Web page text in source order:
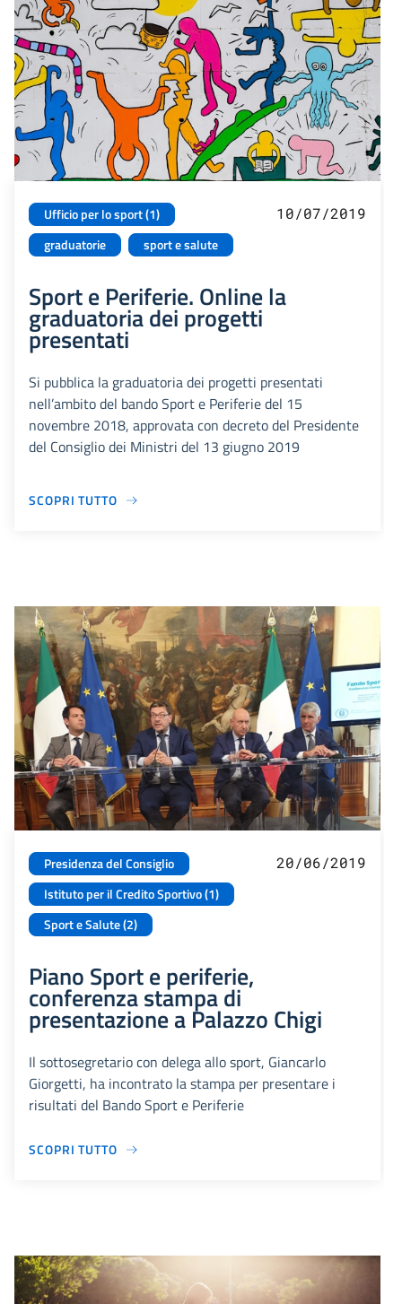
Ufficio per lo sport (1)
graduatorie
sport e salute
10/07/2019
Sport e Periferie. Online la
graduatoria dei progetti
presentati
Si pubblica la graduatoria dei progetti presentati
nell’ambito del bando Sport e Periferie del 15
novembre 2018, approvata con decreto del Presidente
del Consiglio dei Ministri del 13 giugno 2019
SCOPRI TUTTO
Presidenza del Consiglio
Istituto per il Credito Sportivo (1)
Sport e Salute (2)
20/06/2019
Piano Sport e periferie,
conferenza stampa di
presentazione a Palazzo Chigi
Il sottosegretario con delega allo sport, Giancarlo
Giorgetti, ha incontrato la stampa per presentare i
risultati del Bando Sport e Periferie
SCOPRI TUTTO